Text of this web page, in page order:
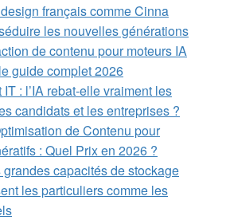
français comme Cinna
les nouvelles générations
de contenu pour moteurs IA
guide complet 2026
: l’IA rebat-elle vraiment les
candidats et les entreprises ?
de Contenu pour
: Quel Prix en 2026 ?
capacités de stockage
les particuliers comme les